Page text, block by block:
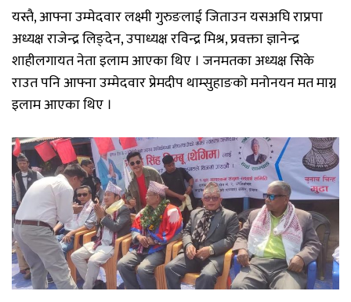
यस्तै, आफ्ना उम्मेदवार लक्ष्मी गुरुङलाई जिताउन यसअघि राप्रपा
अध्यक्ष राजेन्द्र लिङ्देन, उपाध्यक्ष रविन्द्र मिश्र, प्रवक्ता ज्ञानेन्द्र
शाहीलगायत नेता इलाम आएका थिए । जनमतका अध्यक्ष सिके
राउत पनि आफ्ना उम्मेदवार प्रेमदीप थाम्सुहाङको मनोनयन मत माग्न
इलाम आएका थिए ।